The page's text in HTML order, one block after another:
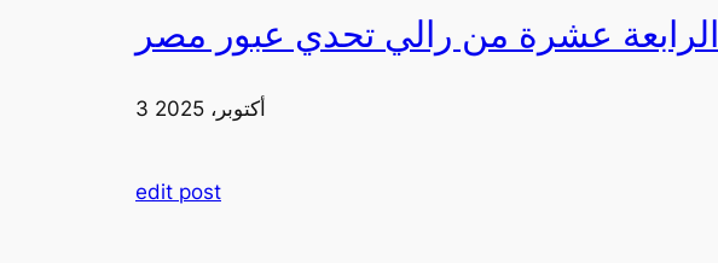
3 أكتوبر، 2025
edit post